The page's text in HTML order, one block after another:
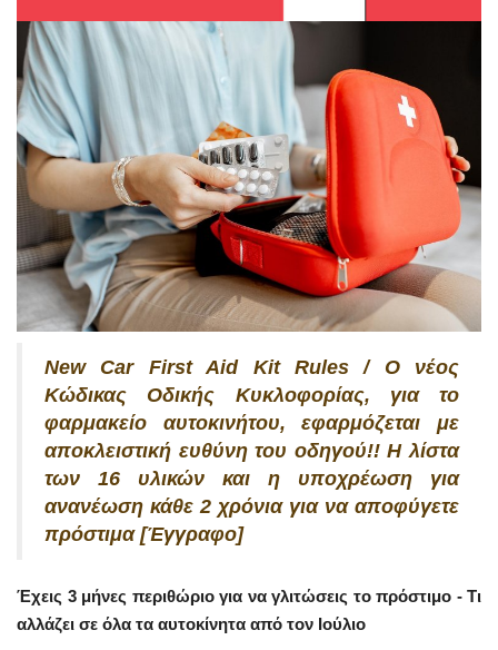
New Car First Aid Kit Rules / Ο νέος
Κώδικας Οδικής Κυκλοφορίας, για το
φαρμακείο αυτοκινήτου, εφαρμόζεται με
αποκλειστική ευθύνη του οδηγού!! Η λίστα
των 16 υλικών και η υποχρέωση για
ανανέωση κάθε 2 χρόνια για να αποφύγετε
πρόστιμα [Έγγραφο]
Έχεις 3 μήνες περιθώριο για να γλιτώσεις το πρόστιμο - Τι
αλλάζει σε όλα τα αυτοκίνητα από τον Ιούλιο